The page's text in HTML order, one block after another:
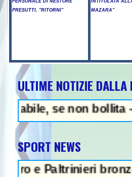
PRESUTTI, "RITORNI"
MAZARA"
ULTIME NOTIZIE DALLA
non bollita -
SPORT NEWS
bronzo